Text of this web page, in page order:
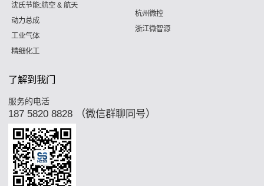
沈氏节能:航空 & 航天
动力总成
工业气体
精细化工
杭州微控
浙江微智源
了解到我门
服务的电活
187 5820 8828 （微信群聊同号）